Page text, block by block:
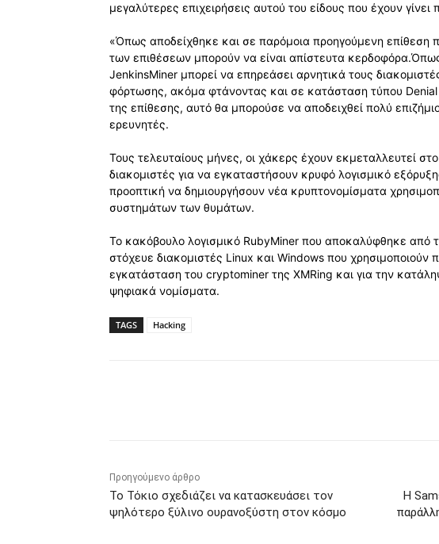
μεγαλύτερες επιχειρήσεις αυτού του είδους που έχουν γίνει
«Όπως αποδείχθηκε και σε παρόμοια προηγούμενη επίθεση
των επιθέσεων μπορούν να είναι απίστευτα
JenkinsMiner μπορεί να επηρεάσει αρνητικά τους
φόρτωσης, ακόμα φτάνοντας και σε κατάσταση τύπου
της επίθεσης, αυτό θα μπορούσε να αποδειχθεί πολύ
ερευνητές.
Τους τελευταίους μήνες, οι χάκερς έχουν εκμεταλλευτεί
διακομιστές για να εγκαταστήσουν κρυφό λογισμικό
προοπτική να δημιουργήσουν νέα κρυπτονομίσματα
συστημάτων των θυμάτων.
Το κακόβουλο λογισμικό RubyMiner που αποκαλύφθηκε από
στόχευε διακομιστές Linux και Windows που χρησιμοποιούν
εγκατάσταση του cryptominer της XMRing και για την
ψηφιακά νομίσματα.
TAGS Hacking
Προηγούμενο άρθρο
Το Τόκιο σχεδιάζει να κατασκευάσει τον
ψηλότερο ξύλινο ουρανοξύστη στον κόσμο
Η